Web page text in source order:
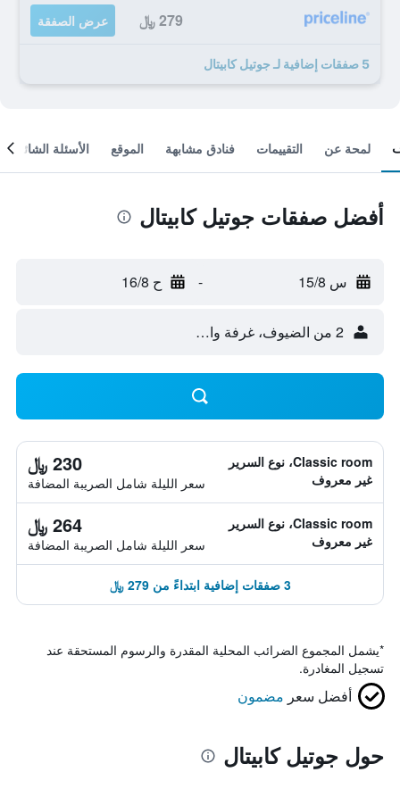
279 ﷼ عرض الصفقة
5 صفقات إضافية لـ جوتيل كابيتال
لمحة عن التقييمات فنادق مشابهة الموقع الأسئلة الشائعة
أفضل صفقات جوتيل كابيتال
س 15/8 - ح 16/8
2 من الضيوف، غرفة واحدة
Classic room، نوع السرير
غير معروف
230 ﷼
سعر الليلة شامل الصريبة المضافة
Classic room، نوع السرير
غير معروف
264 ﷼
سعر الليلة شامل الصريبة المضافة
3 صفقات إضافية ابتداءً من 279 ﷼
*يشمل المجموع الضرائب المحلية المقدرة والرسوم المستحقة عند
تسجيل المغادرة.
أفضل سعر مضمون
حول جوتيل كابيتال